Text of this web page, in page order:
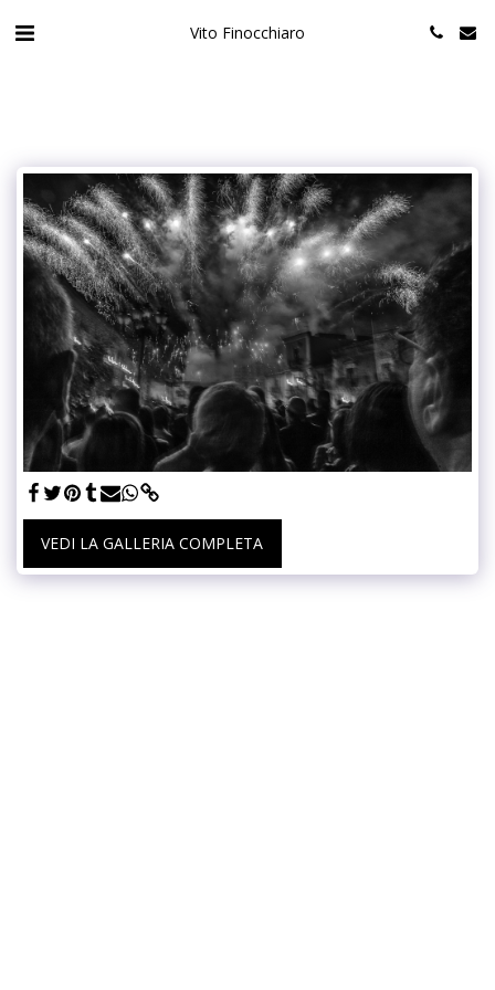
Vito Finocchiaro
VEDI LA GALLERIA COMPLETA